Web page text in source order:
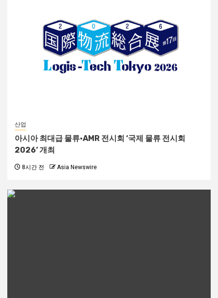
산업
아시아 최대급 물류·AMR 전시회 ‘국제 물류 전시회
2026’ 개최
8시간 전 Asia Newswire